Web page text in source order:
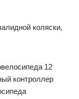
коляски,